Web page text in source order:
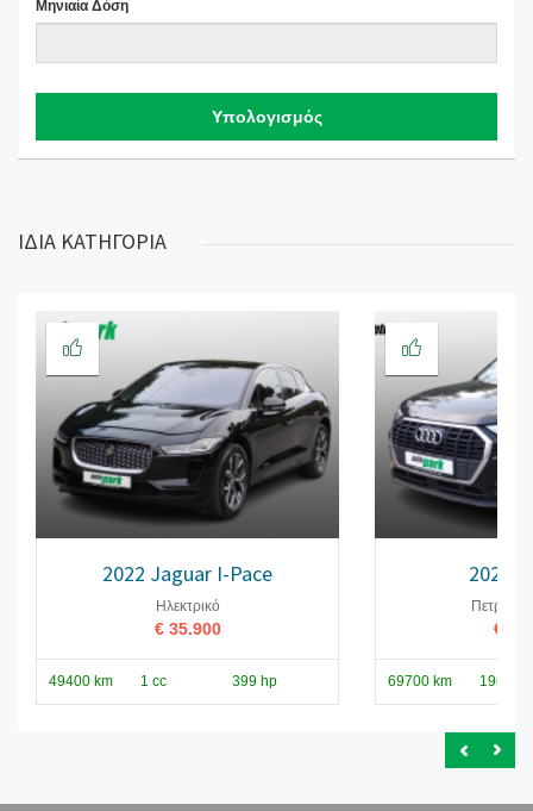
Μηνιαία Δόση
Υπολογισμός
ΙΔΙΑ ΚΑΤΗΓΟΡΙΑ
2022 Jaguar I-Pace
Ηλεκτρικό
€ 35.900
49400 km 1 cc 399 hp
2021
€
69700 km 1968 cc